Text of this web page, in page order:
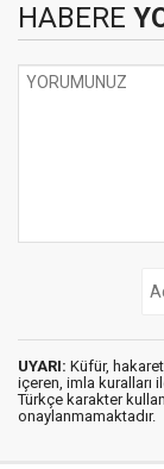
HABERE
UYARI: Küfür,
içeren, imla kuralları
Türkçe karakter
onaylanmamaktadır.